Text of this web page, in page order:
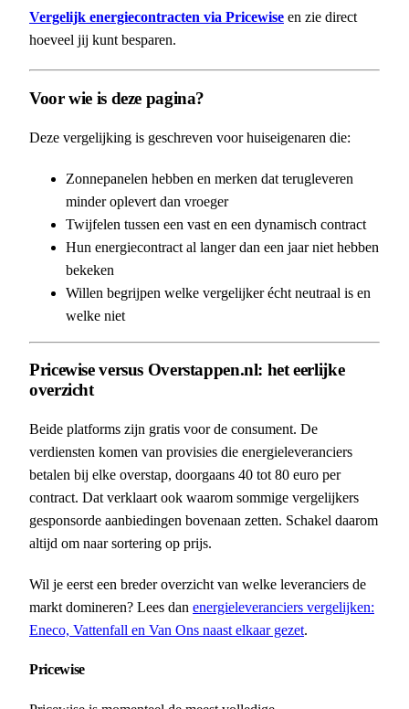
Vergelijk energiecontracten via Pricewise en zie direct
hoeveel jij kunt besparen.
Voor wie is deze pagina?
Deze vergelijking is geschreven voor huiseigenaren die:
Zonnepanelen hebben en merken dat terugleveren
minder oplevert dan vroeger
Twijfelen tussen een vast en een dynamisch contract
Hun energiecontract al langer dan een jaar niet hebben
bekeken
Willen begrijpen welke vergelijker écht neutraal is en
welke niet
Pricewise versus Overstappen.nl: het eerlijke
overzicht
Beide platforms zijn gratis voor de consument. De
verdiensten komen van provisies die energieleveranciers
betalen bij elke overstap, doorgaans 40 tot 80 euro per
contract. Dat verklaart ook waarom sommige vergelijkers
gesponsorde aanbiedingen bovenaan zetten. Schakel daarom
altijd om naar sortering op prijs.
Wil je eerst een breder overzicht van welke leveranciers de
markt domineren? Lees dan energieleveranciers vergelijken:
Eneco, Vattenfall en Van Ons naast elkaar gezet.
Pricewise